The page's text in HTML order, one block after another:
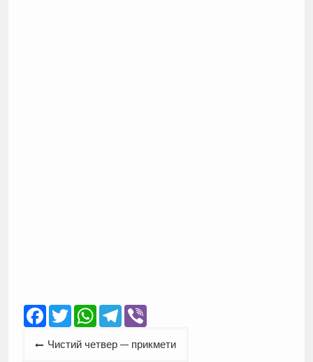
Facebook
TwitterWhatsApp
Telegram
Viber
Навігація
Чистий четвер — прикмети